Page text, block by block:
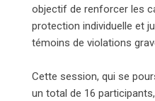
objectif de renforcer les
protection individuelle et
témoins de violations
Cette session, qui se
un total de 16